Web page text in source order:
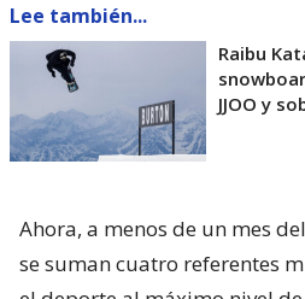
Lee también...
Raibu
JJOO y
Ahora, a menos de un mes
se suman cuatro referentes